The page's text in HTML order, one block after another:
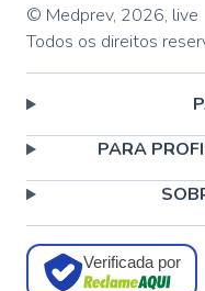
© Medprev, 2026, live
Todos os direitos
PARA
Verificada por